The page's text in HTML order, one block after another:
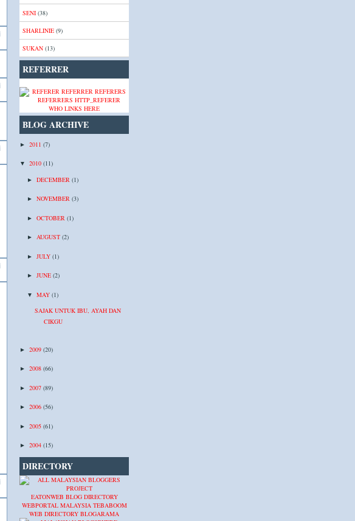
SENI (38)
SHARLINIE (9)
SUKAN (13)
REFERRER
WHO LINKS HERE
BLOG ARCHIVE
► 2011 (7)
▼ 2010 (11)
► DECEMBER (1)
► NOVEMBER (3)
► OCTOBER (1)
► AUGUST (2)
► JULY (1)
► JUNE (2)
▼ MAY (1)
SAJAK UNTUK IBU, AYAH DAN
CIKGU
► 2009 (20)
► 2008 (66)
► 2007 (89)
► 2006 (56)
► 2005 (61)
► 2004 (15)
DIRECTORY
EATONWEB BLOG DIRECTORY
WEBPORTAL MALAYSIA TEBABOOM
WEB DIRECTORY BLOGARAMA